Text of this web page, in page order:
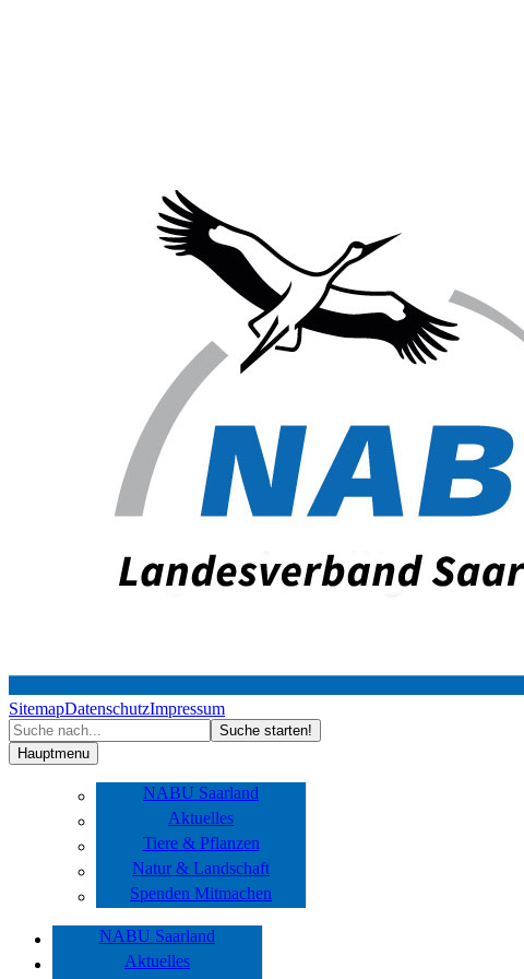
SitemapDatenschutzImpressum
Hauptmenu
NABU Saarland
Aktuelles
Tiere & Pflanzen
Natur & Landschaft
Spenden Mitmachen
NABU Saarland
Aktuelles